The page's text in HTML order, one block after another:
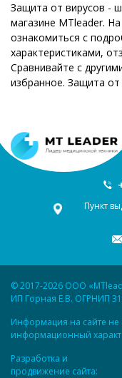
Защита от вирусов -
магазине MTleader.
ознакомиться с
характеристиками,
Сравнивайте с
избранное. Защита от
Пункт
© 2017-2026 ООО
ИП Горная Е.В. ОГРНИП
Информация на сайте не
информационный
Разработка и
продвижение сайта: